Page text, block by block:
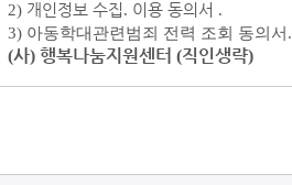
2) 개인정보 수집. 이용 동의서 .
3) 아동학대관련범죄 전력 조회 동의서.
(사) 행복나눔지원센터 (직인생략)